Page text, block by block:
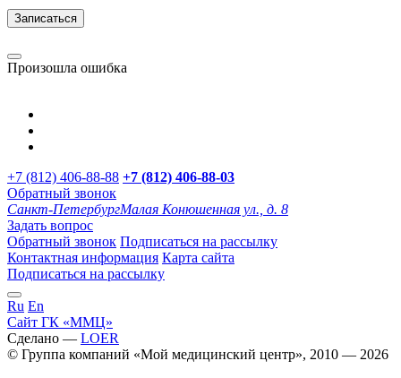
Записаться
Произошла ошибка
+7 (812) 406-88-88 +7 (812) 406-88-03
Обратный звонок
Санкт-ПетербургМалая Конюшенная ул., д. 8
Задать вопрос
Обратный звонок Подписаться на рассылку
Контактная информация Карта сайта
Подписаться на рассылку
Ru En
Сайт ГК «ММЦ»
Сделано — LOER
© Группа компаний «Мой медицинский центр», 2010 — 2026